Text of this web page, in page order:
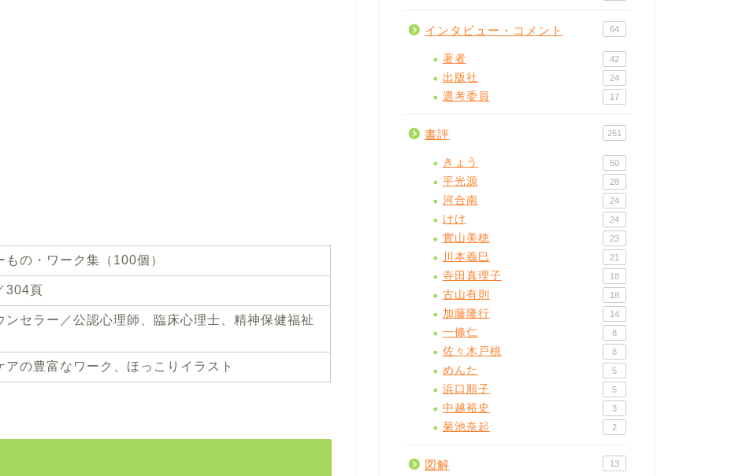
もの・ワーク集（100個）
304頁
ンセラー／公認心理師、臨床心理士、精神保健福祉
アの豊富なワーク、ほっこりイラスト
インタビュー・コメント 64
著者 42
出版社 24
選考委員 17
書評 261
きょう 60
平光源 28
河合南 24
けけ 24
實山美穂 23
川本義巳 21
寺田真理子 18
古山有則 18
加藤隆行 14
一條仁 8
佐々木戸桃 8
めんた 5
浜口順子 5
中越裕史 3
菊池奈起 2
図解 13